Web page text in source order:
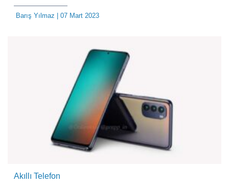
Barış Yılmaz | 07 Mart 2023
Akıllı Telefon